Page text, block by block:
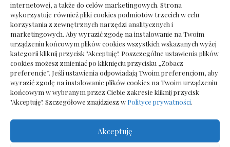
internetowej, a także do celów marketingowych. Strona
wykorzystuje również pliki cookies podmiotów trzecich w celu
korzystania z zewnętrznych narzędzi analitycznych i
marketingowych. Aby wyrazić zgodę na instalowanie na Twoim
urządzeniu końcowym plików cookies wszystkich wskazanych wyżej
kategorii kliknij przycisk "Akceptuję". Poszczególne ustawienia plików
cookies możesz zmieniać po kliknięciu przycisku „Zobacz
preferencje”. Jeśli ustawienia odpowiadają Twoim preferencjom, aby
wyrazić zgodę na instalowanie plików cookies na Twoim urządzeniu
końcowym w wybranym przez Ciebie zakresie kliknij przycisk
"Akceptuję". Szczegółowe znajdziesz w Polityce prywatności.
Akceptuję